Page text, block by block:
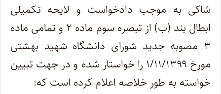
شاکی به موجب دادخواست و لایحه تکمیلی
ابطال بند (ب) از تبصره سوم ماده ۲ و تمامی ماده
۳ مصوبه جدید شورای دانشگاه شهید بهشتی
مورخ ۱/۱۱/۱۳۹۹ را خواستار شده و در جهت تبیین
خواسته به طور خلاصه اعلام کرده است که: